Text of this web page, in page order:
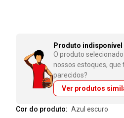
Produto indisponível
O produto
nossos estoques,
parecidos?
Ver produtos
Cor do produto: azul escuro